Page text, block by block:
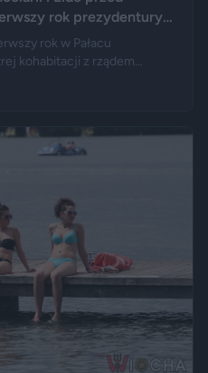
rok prezydentury
rok w Pałacu
kohabitacji z rządem
innej kategorii: w
Pierwszy rok prezydentury
„Gazeta Wyborcza” i „Do